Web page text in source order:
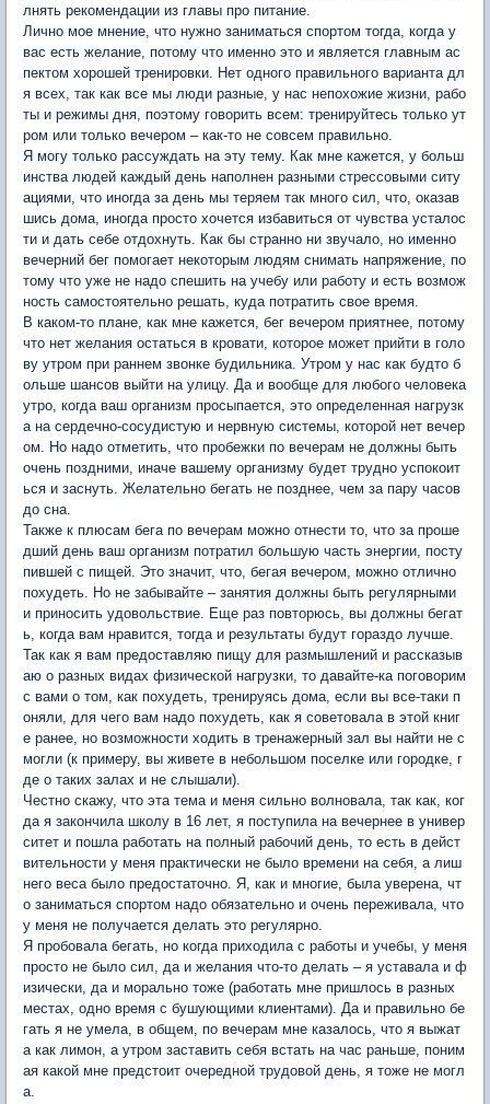
лнять рекомендации из главы про питание.
Лично мое мнение, что нужно заниматься спортом тогда, когда у
вас есть желание, потому что именно это и является главным ас
пектом хорошей тренировки. Нет одного правильного варианта дл
я всех, так как все мы люди разные, у нас непохожие жизни, рабо
ты и режимы дня, поэтому говорить всем: тренируйтесь только ут
ром или только вечером – как-то не совсем правильно.
Я могу только рассуждать на эту тему. Как мне кажется, у больш
инства людей каждый день наполнен разными стрессовыми ситу
ациями, что иногда за день мы теряем так много сил, что, оказав
шись дома, иногда просто хочется избавиться от чувства усталос
ти и дать себе отдохнуть. Как бы странно ни звучало, но именно
вечерний бег помогает некоторым людям снимать напряжение, по
тому что уже не надо спешить на учебу или работу и есть возмож
ность самостоятельно решать, куда потратить свое время.
В каком-то плане, как мне кажется, бег вечером приятнее, потому
что нет желания остаться в кровати, которое может прийти в голо
ву утром при раннем звонке будильника. Утром у нас как будто б
ольше шансов выйти на улицу. Да и вообще для любого человека
утро, когда ваш организм просыпается, это определенная нагрузк
а на сердечно-сосудистую и нервную системы, которой нет вечер
ом. Но надо отметить, что пробежки по вечерам не должны быть
очень поздними, иначе вашему организму будет трудно успокоит
ься и заснуть. Желательно бегать не позднее, чем за пару часов
до сна.
Также к плюсам бега по вечерам можно отнести то, что за проше
дший день ваш организм потратил большую часть энергии, посту
пившей с пищей. Это значит, что, бегая вечером, можно отлично
похудеть. Но не забывайте – занятия должны быть регулярными
и приносить удовольствие. Еще раз повторюсь, вы должны бегат
ь, когда вам нравится, тогда и результаты будут гораздо лучше.
Так как я вам предоставляю пищу для размышлений и рассказыв
аю о разных видах физической нагрузки, то давайте-ка поговорим
с вами о том, как похудеть, тренируясь дома, если вы все-таки п
оняли, для чего вам надо похудеть, как я советовала в этой книг
е ранее, но возможности ходить в тренажерный зал вы найти не с
могли (к примеру, вы живете в небольшом поселке или городке, г
де о таких залах и не слышали).
Честно скажу, что эта тема и меня сильно волновала, так как, ког
да я закончила школу в 16 лет, я поступила на вечернее в универ
ситет и пошла работать на полный рабочий день, то есть в дейст
вительности у меня практически не было времени на себя, а лиш
него веса было предостаточно. Я, как и многие, была уверена, чт
о заниматься спортом надо обязательно и очень переживала, что
у меня не получается делать это регулярно.
Я пробовала бегать, но когда приходила с работы и учебы, у меня
просто не было сил, да и желания что-то делать – я уставала и ф
изически, да и морально тоже (работать мне пришлось в разных
местах, одно время с бушующими клиентами). Да и правильно бе
гать я не умела, в общем, по вечерам мне казалось, что я выжат
а как лимон, а утром заставить себя встать на час раньше, поним
ая какой мне предстоит очередной трудовой день, я тоже не могл
а.